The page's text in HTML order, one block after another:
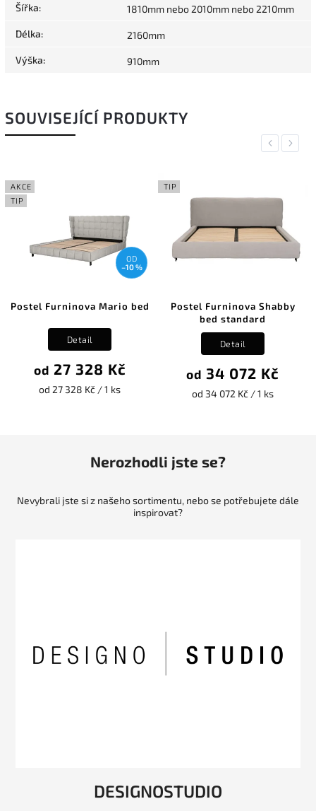
Šířka: 1810mm nebo 2010mm nebo 2210mm
Délka: 2160mm
Výška: 910mm
SOUVISEJÍCÍ PRODUKTY
Previous
AKCE
TIP
OD
–10 %
Postel Furninova Mario bed
od 27 328 Kč
od 27 328 Kč / 1 ks
Detail
TIP
Postel Furninova Shabby
bed standard
od 34 072 Kč
od 34 072 Kč / 1 ks
Detail
Next
Nerozhodli jste se?
Nevybrali jste si z našeho sortimentu, nebo se potřebujete dále
inspirovat?
DESIGNOSTUDIO